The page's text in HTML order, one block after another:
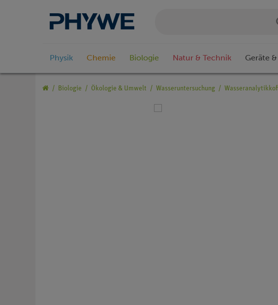
Physik Chemie Biologie Natur & Technik Geräte
Biologie Ökologie & Umwelt Wasseruntersuchung